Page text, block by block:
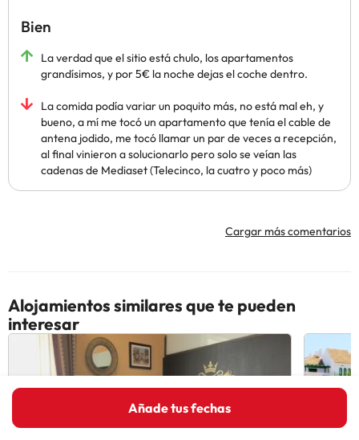
Añade tus fechas
Bien
La verdad que el sitio está chulo, los apartamentos
grandísimos, y por 5€ la noche dejas el coche dentro.
La comida podía variar un poquito más, no está mal eh, y
bueno, a mí me tocó un apartamento que tenía el cable de
antena jodido, me tocó llamar un par de veces a recepción,
al final vinieron a solucionarlo pero solo se veían las
cadenas de Mediaset (Telecinco, la cuatro y poco más)
Cargar más comentarios
Alojamientos similares que te pueden
interesar